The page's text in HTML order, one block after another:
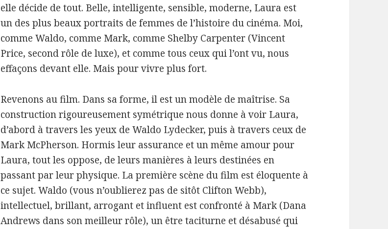
elle décide de tout. Belle, intelligente, sensible, moderne, Laura est
un des plus beaux portraits de femmes de l’histoire du cinéma. Moi,
comme Waldo, comme Mark, comme Shelby Carpenter (Vincent
Price, second rôle de luxe), et comme tous ceux qui l’ont vu, nous
effaçons devant elle. Mais pour vivre plus fort.
Revenons au film. Dans sa forme, il est un modèle de maîtrise. Sa
construction rigoureusement symétrique nous donne à voir Laura,
d’abord à travers les yeux de Waldo Lydecker, puis à travers ceux de
Mark McPherson. Hormis leur assurance et un même amour pour
Laura, tout les oppose, de leurs manières à leurs destinées en
passant par leur physique. La première scène du film est éloquente à
ce sujet. Waldo (vous n’oublierez pas de sitôt Clifton Webb),
intellectuel, brillant, arrogant et influent est confronté à Mark (Dana
Andrews dans son meilleur rôle), un être taciturne et désabusé qui